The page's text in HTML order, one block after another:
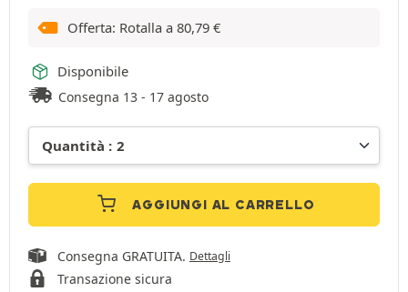
Offerta: Rotalla a 80,79 €
Disponibile
Consegna 13 - 17 agosto
AGGIUNGI AL CARRELLO
Consegna GRATUITA. Dettagli
Transazione sicura